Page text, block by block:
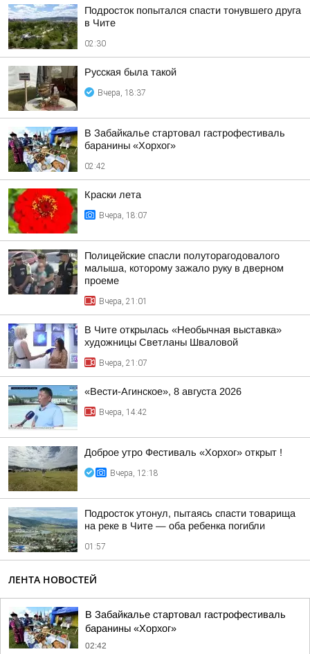
Подросток попытался спасти тонувшего друга
в Чите
02:30
Русская была такой
Вчера, 18:37
В Забайкалье стартовал гастрофестиваль
баранины «Хорхог»
02:42
Краски лета
Вчера, 18:07
Полицейские спасли полуторагодовалого
малыша, которому зажало руку в дверном
проеме
Вчера, 21:01
В Чите открылась «Необычная выставка»
художницы Светланы Шваловой
Вчера, 21:07
«Вести-Агинское», 8 августа 2026
Вчера, 14:42
Доброе утро Фестиваль «Хорхог» открыт !
Вчера, 12:18
Подросток утонул, пытаясь спасти товарища
на реке в Чите — оба ребенка погибли
01:57
ЛЕНТА НОВОСТЕЙ
В Забайкалье стартовал гастрофестиваль
баранины «Хорхог»
02:42